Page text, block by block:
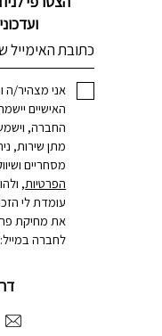
אני מצהיר/ה
האישיים
החברה,
מתן שירות,
מסחריים
הפרטיות,
עומדת לי
את מחיקת
לחברה במייל: